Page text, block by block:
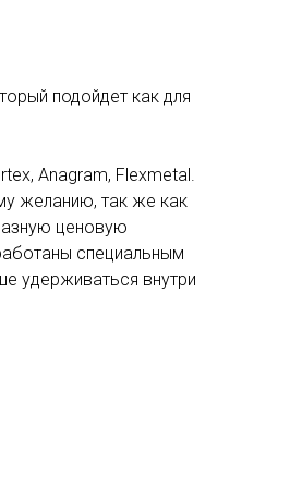
подойдет как для
Anagram, Flexmetal.
желанию, так же как
ценовую
специальным
удерживаться внутри